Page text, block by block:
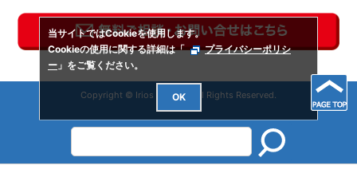
Copyright © Irios Co., Ltd. All Rights Reserved.
当サイトではCookieを使用します。
Cookieの使用に関する詳細は「
プライバシーポリシ
ー 」をご覧ください。
OK